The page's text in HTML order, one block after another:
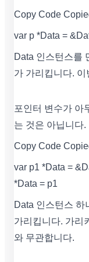
Copy Code
var p *Data =
Data 인스턴스를
가 가리킵니다.
포인터 변수가 아
는 것은 아닙니다.
Copy Code
var p1 *Data =
*Data = p1
Data 인스턴스 하
가리킵니다. 가리
와 무관합니다.